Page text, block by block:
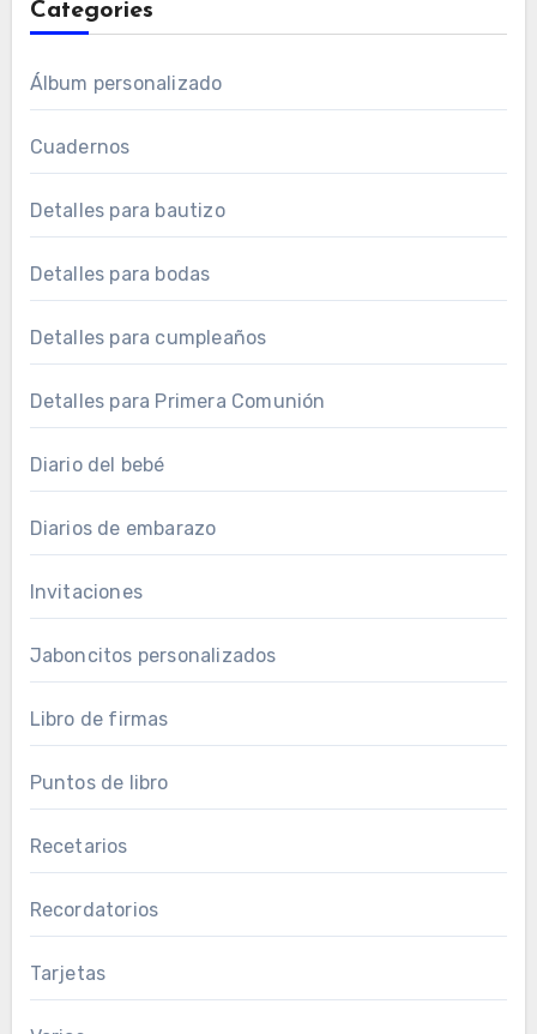
Categories
Álbum personalizado
Cuadernos
Detalles para bautizo
Detalles para bodas
Detalles para cumpleaños
Detalles para Primera Comunión
Diario del bebé
Diarios de embarazo
Invitaciones
Jaboncitos personalizados
Libro de firmas
Puntos de libro
Recetarios
Recordatorios
Tarjetas